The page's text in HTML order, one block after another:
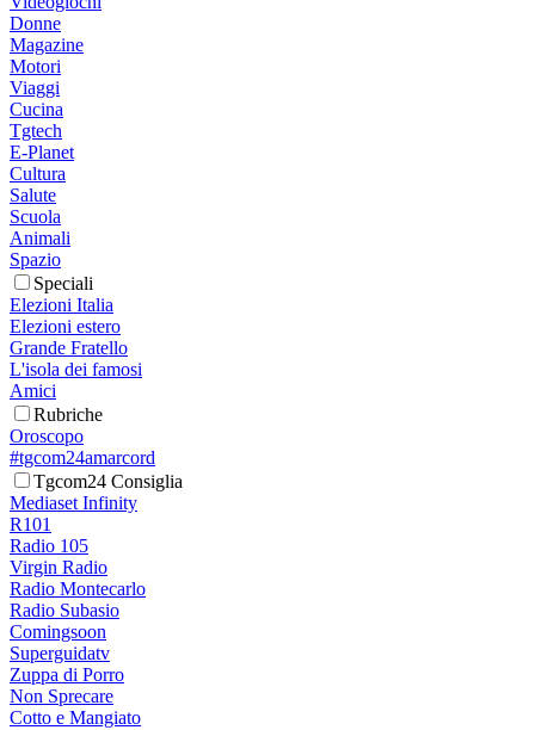
Donne
Magazine
Motori
Viaggi
Cucina
Tgtech
E-Planet
Cultura
Salute
Scuola
Animali
Spazio
Speciali
Elezioni Italia
Elezioni estero
Grande Fratello
L'isola dei famosi
Amici
Rubriche
Oroscopo
#tgcom24amarcord
Tgcom24 Consiglia
Mediaset Infinity
R101
Radio 105
Virgin Radio
Radio Montecarlo
Radio Subasio
Comingsoon
Superguidatv
Zuppa di Porro
Non Sprecare
Cotto e Mangiato